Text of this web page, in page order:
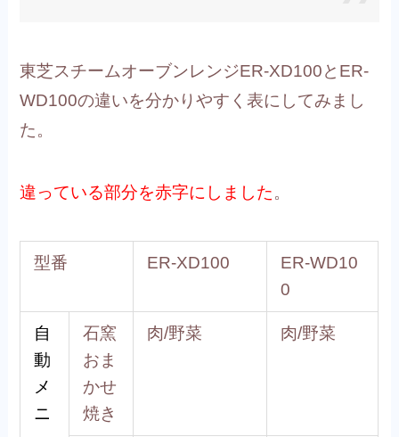
東芝スチームオーブンレンジER-XD100とER-
WD100の違いを分かりやすく表にしてみまし
た。
違っている部分を赤字にしました。
型番 ER-XD100
ER-WD10
0
自
動
メ
ニ
石窯
おま
かせ
焼き
肉/野菜 肉/野菜